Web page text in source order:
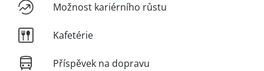
Možnost kariérního růstu
Kafetérie
Příspěvek na dopravu